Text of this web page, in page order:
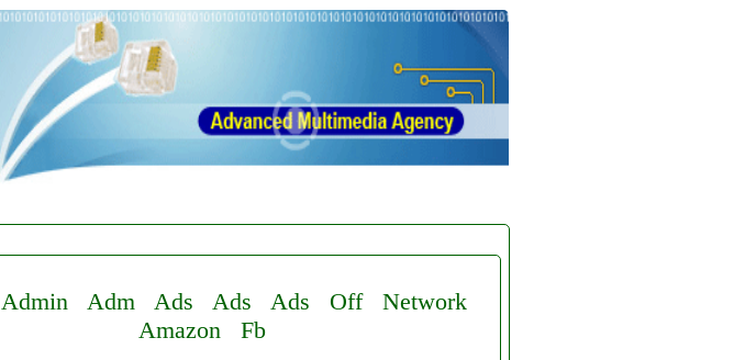
Admin Adm Ads Ads Ads Off
Network
Amazon
Fb